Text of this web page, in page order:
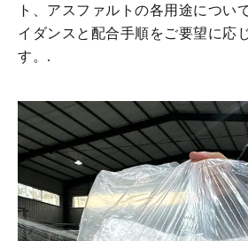
ト、アスファルトの各用途につい
イダンスと配合手順をご要望に応
す。.